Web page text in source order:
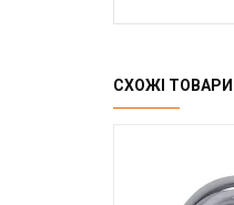
СХОЖІ ТОВАРИ